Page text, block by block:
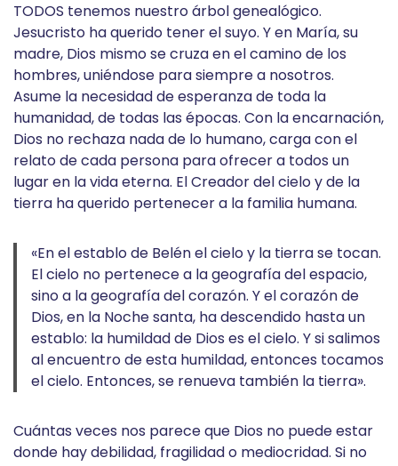
TODOS tenemos nuestro árbol genealógico.
Jesucristo ha querido tener el suyo. Y en María, su
madre, Dios mismo se cruza en el camino de los
hombres, uniéndose para siempre a nosotros.
Asume la necesidad de esperanza de toda la
humanidad, de todas las épocas. Con la encarnación,
Dios no rechaza nada de lo humano, carga con el
relato de cada persona para ofrecer a todos un
lugar en la vida eterna. El Creador del cielo y de la
tierra ha querido pertenecer a la familia humana.
«En el establo de Belén el cielo y la tierra se tocan.
El cielo no pertenece a la geografía del espacio,
sino a la geografía del corazón. Y el corazón de
Dios, en la Noche santa, ha descendido hasta un
establo: la humildad de Dios es el cielo. Y si salimos
al encuentro de esta humildad, entonces tocamos
el cielo. Entonces, se renueva también la tierra».
Cuántas veces nos parece que Dios no puede estar
donde hay debilidad, fragilidad o mediocridad. Si no